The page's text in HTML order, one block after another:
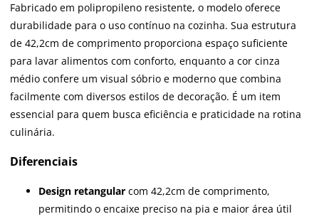
Fabricado em polipropileno resistente, o modelo oferece
durabilidade para o uso contínuo na cozinha. Sua estrutura
de 42,2cm de comprimento proporciona espaço suficiente
para lavar alimentos com conforto, enquanto a cor cinza
médio confere um visual sóbrio e moderno que combina
facilmente com diversos estilos de decoração. É um item
essencial para quem busca eficiência e praticidade na rotina
culinária.
Diferenciais
Design retangular com 42,2cm de comprimento,
permitindo o encaixe preciso na pia e maior área útil